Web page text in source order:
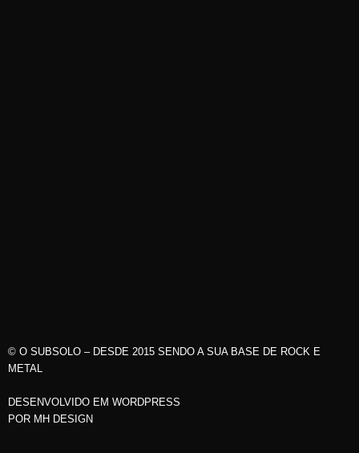
© O SUBSOLO – DESDE 2015 SENDO A SUA BASE DE ROCK E
METAL
DESENVOLVIDO EM WORDPRESS
POR MH DESIGN